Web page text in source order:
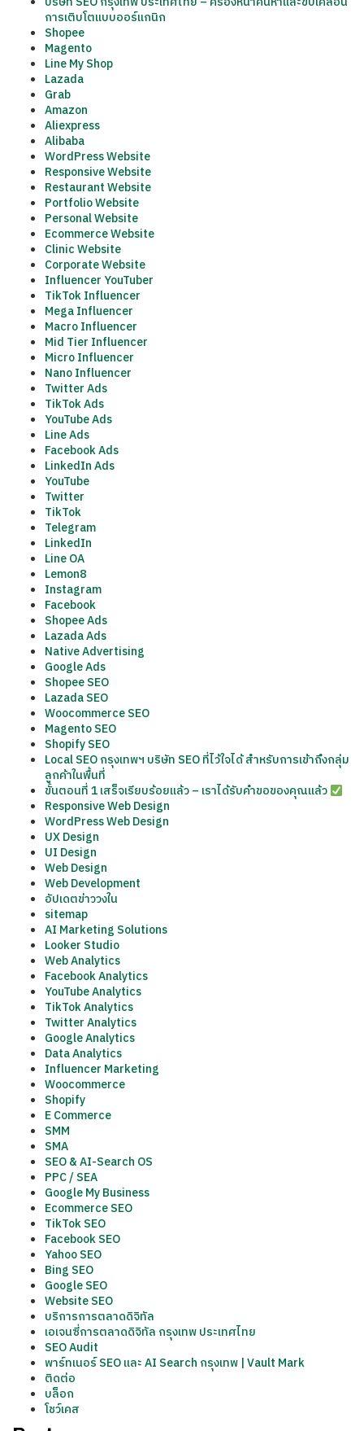
การเติบโตแบบออร์แกนิก
Shopee
Magento
Line My Shop
Lazada
Grab
Amazon
Aliexpress
Alibaba
WordPress Website
Responsive Website
Restaurant Website
Portfolio Website
Personal Website
Ecommerce Website
Clinic Website
Corporate Website
Influencer YouTuber
TikTok Influencer
Mega Influencer
Macro Influencer
Mid Tier Influencer
Micro Influencer
Nano Influencer
Twitter Ads
TikTok Ads
YouTube Ads
Line Ads
Facebook Ads
LinkedIn Ads
YouTube
Twitter
TikTok
Telegram
LinkedIn
Line OA
Lemon8
Instagram
Facebook
Shopee Ads
Lazada Ads
Native Advertising
Google Ads
Shopee SEO
Lazada SEO
Woocommerce SEO
Magento SEO
Shopify SEO
Local SEO กรุงเทพฯ บริษัท SEO ที่ไว้ใจได้ สำหรับการเข้าถึงกลุ่ม
ลูกค้าในพื้นที่
ขั้นตอนที่ 1 เสร็จเรียบร้อยแล้ว – เราได้รับคำขอของคุณแล้ว
Responsive Web Design
WordPress Web Design
UX Design
UI Design
Web Design
Web Development
อัปเดตข่าววงใน
sitemap
AI Marketing Solutions
Looker Studio
Web Analytics
Facebook Analytics
YouTube Analytics
TikTok Analytics
Twitter Analytics
Google Analytics
Data Analytics
Influencer Marketing
Woocommerce
Shopify
E Commerce
SMM
SMA
SEO & AI-Search OS
PPC / SEA
Google My Business
Ecommerce SEO
TikTok SEO
Facebook SEO
Yahoo SEO
Bing SEO
Google SEO
Website SEO
บริการการตลาดดิจิทัล
เอเจนซี่การตลาดดิจิทัล กรุงเทพ ประเทศไทย
SEO Audit
พาร์ทเนอร์ SEO และ AI Search กรุงเทพ | Vault Mark
ติดต่อ
บล็อก
โชว์เคส